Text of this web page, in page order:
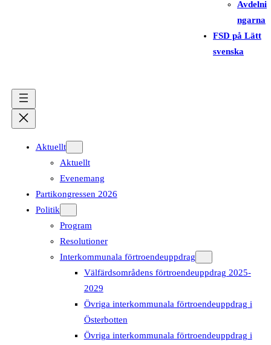
Avdelni
ngarna
FSD på Lätt
svenska
Aktuellt
Aktuellt
Evenemang
Partikongressen 2026
Politik
Program
Resolutioner
Interkommunala förtroendeuppdrag
Välfärdsområdens förtroendeuppdrag 2025-
2029
Övriga interkommunala förtroendeuppdrag i
Österbotten
Övriga interkommunala förtroendeuppdrag i